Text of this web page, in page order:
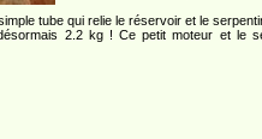
tube qui relie le réservoir et le
2.2 kg ! Ce petit moteur et le